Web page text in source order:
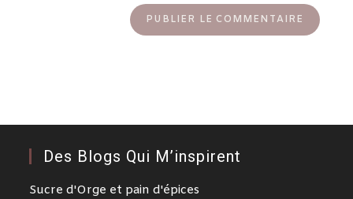
Des Blogs Qui M’inspirent
Sucre d'Orge et pain d'épices